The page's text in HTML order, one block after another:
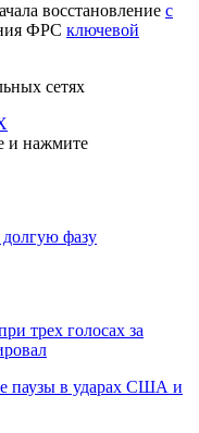
восстановление с
ФРС ключевой
сетях
и нажмите
долгую фазу
трех голосах за
паузы в ударах США и